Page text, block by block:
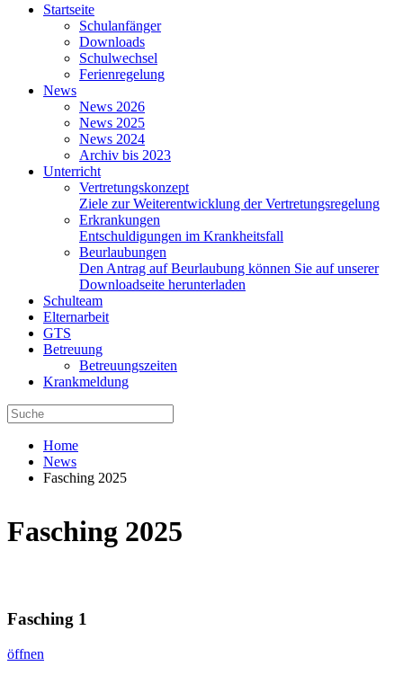
Startseite
Schulanfänger
Downloads
Schulwechsel
Ferienregelung
News
News 2026
News 2025
News 2024
Archiv bis 2023
Unterricht
Vertretungskonzept
Ziele zur Weiterentwicklung der Vertretungsregelung
Erkrankungen
Entschuldigungen im Krankheitsfall
Beurlaubungen
Den Antrag auf Beurlaubung können Sie auf unserer
Downloadseite herunterladen
Schulteam
Elternarbeit
GTS
Betreuung
Betreuungszeiten
Krankmeldung
Home
News
Fasching 2025
Fasching 2025
Fasching 1
öffnen